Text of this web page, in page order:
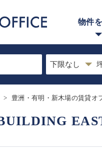
物件
豊洲・有明・新木場の賃貸オ